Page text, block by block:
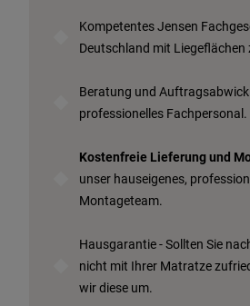
Kompetentes Jensen
Deutschland mit Liegeflächen
Beratung und
professionelles Fachpersonal.
Kostenfreie Lieferung und
unser hauseigenes,
Montageteam.
Hausgarantie - Sollten Sie
nicht mit Ihrer Matratze
wir diese um.